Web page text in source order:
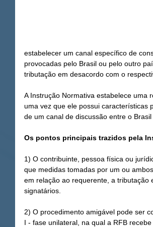
estabelecer um canal específico de
provocadas pelo Brasil ou pelo outro
tributação em desacordo com o
A Instrução Normativa estabelece
uma vez que ele possui características
de um canal de discussão entre o
Os pontos principais trazidos pela
1) O contribuinte, pessoa física ou
que medidas tomadas por um ou
em relação ao requerente, a
signatários.
2) O procedimento amigável pode ser
I - fase unilateral, na qual a RFB